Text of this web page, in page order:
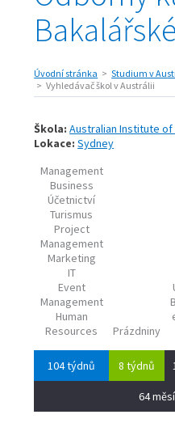
Úvodní stránka
Studium v
Vyhledávač škol v Austrálii
Škola:Australian Institute of
Lokace: Sydney
Management
Business
Účetnictví
Turismus
Project
Management
Marketing
IT
Event
Management
Human
Resources
Prázdniny
104 týdnů 8 týdnů
64